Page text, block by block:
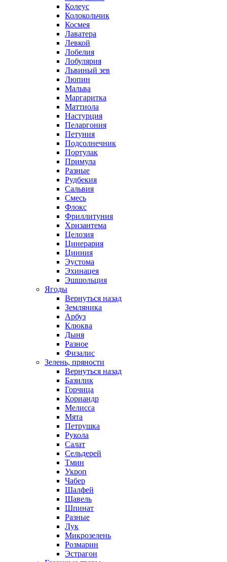
Колеус
Колокольчик
Космея
Лаватера
Левкой
Лобелия
Лобулярия
Львиный зев
Люпин
Мальва
Маргаритка
Маттиола
Настурция
Пеларгония
Петуния
Подсолнечник
Портулак
Примула
Разные
Рудбекия
Сальвия
Смесь
Флокс
Фриллитуния
Хризантема
Целозия
Цинерария
Цинния
Эустома
Эхинацея
Эшшольция
Ягоды
Вернуться назад
Земляника
Арбуз
Клюква
Дыня
Разное
Физалис
Зелень, пряности
Вернуться назад
Базилик
Горчица
Кориандр
Мелисса
Мята
Петрушка
Рукола
Салат
Сельдерей
Тмин
Укроп
Чабер
Шалфей
Щавель
Шпинат
Разные
Лук
Микрозелень
Розмарин
Эстрагон